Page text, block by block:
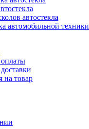
автостекла
автомобильной техники
на товар